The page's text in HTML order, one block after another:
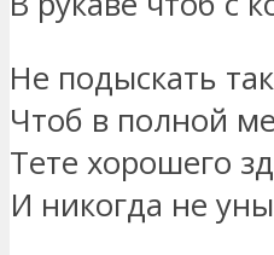
Не подыскать
Чтоб в полной
Тете хорошего
И никогда не